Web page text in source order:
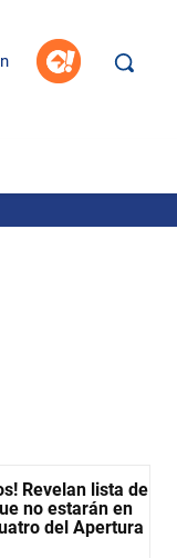
Revelan lista de
no estarán en
del Apertura